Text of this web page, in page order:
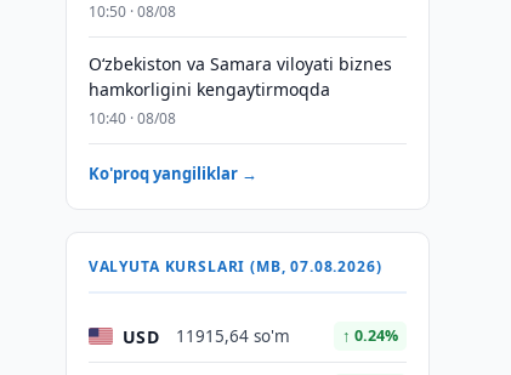
10:50 · 08/08
Oʻzbekiston va Samara viloyati biznes
hamkorligini kengaytirmoqda
10:40 · 08/08
Ko'proq yangiliklar →
VALYUTA KURSLARI (MB, 07.08.2026)
USD 11915,64 so'm ↑ 0.24%